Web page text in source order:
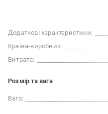
Додаткові характеристики:
Країна-виробник:
Витрата:
Розмір та вага
Вага: